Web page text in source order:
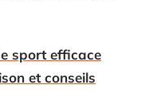
sport efficace
et conseils